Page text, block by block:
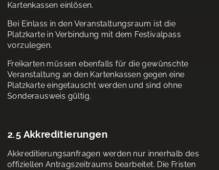
Kartenkassen einlösen.
Bei Einlass in den Veranstaltungsraum ist die
Platzkarte in Verbindung mit dem Festivalpass
vorzulegen.
Freikarten müssen ebenfalls für die gewünschte
Veranstaltung an den Kartenkassen gegen eine
Platzkarte eingetauscht werden und sind ohne
Sonderausweis gültig.
2.5 Akkreditierungen
Akkreditierungsanfragen werden nur innerhalb des
offiziellen Antragszeitraums bearbeitet. Die Fristen